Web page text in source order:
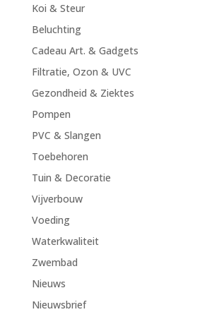
Koi & Steur
Beluchting
Cadeau Art. & Gadgets
Filtratie, Ozon & UVC
Gezondheid & Ziektes
Pompen
PVC & Slangen
Toebehoren
Tuin & Decoratie
Vijverbouw
Voeding
Waterkwaliteit
Zwembad
Nieuws
Nieuwsbrief